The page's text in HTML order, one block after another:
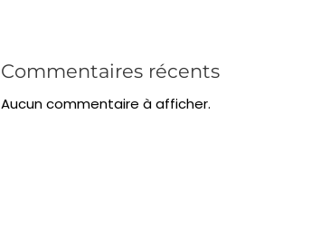
Commentaires récents
Aucun commentaire à afficher.